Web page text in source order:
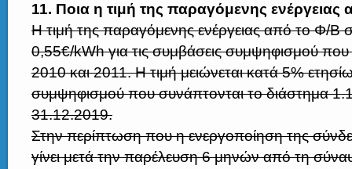
11. Ποια η τιμή της παραγόμενης
Η τιμή της παραγόμενης ενέργειας από το Φ/Β
0,55€/kWh για τις συμβάσεις συμψηφισμού
2010 και 2011. Η τιμή μειώνεται κατά 5%
συμψηφισμού που συνάπτονται το διάστημα
31.12.2019.
Στην περίπτωση που η ενεργοποίηση της
γίνει μετά την παρέλευση 6 μηνών από τη